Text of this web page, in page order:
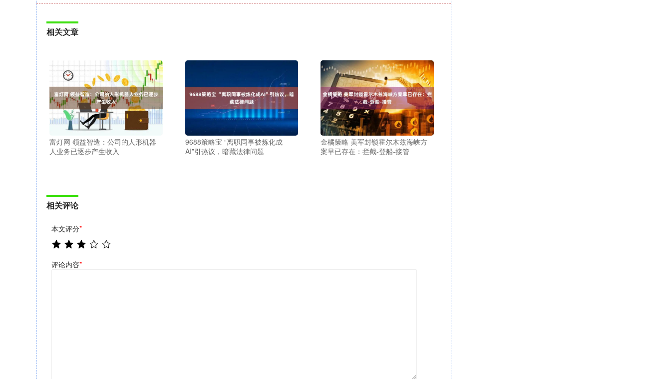
相关文章
富灯网 领益智造：公司的人形机器
人业务已逐步产生收入
9688策略宝 “离职同事被炼化成
AI”引热议，暗藏法律问题
金橘策略 美军封锁霍尔木兹海峡方
案早已存在：拦截-登船-接管
相关评论
本文评分*
评论内容*